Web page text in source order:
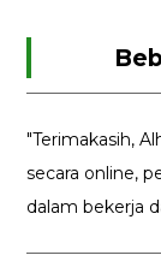
"Terimakasih,
secara online,
dalam bekerja